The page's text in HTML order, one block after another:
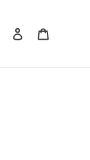
RechercherSe connecter